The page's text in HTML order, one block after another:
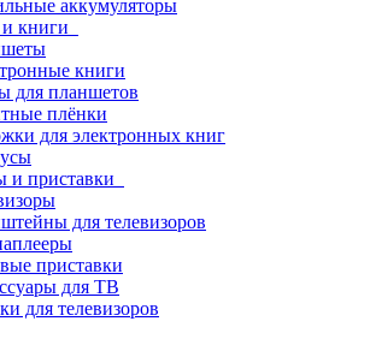
аккумуляторы
книги
книги
для планшетов
плёнки
для электронных книг
и приставки
для телевизоров
приставки
для ТВ
для телевизоров